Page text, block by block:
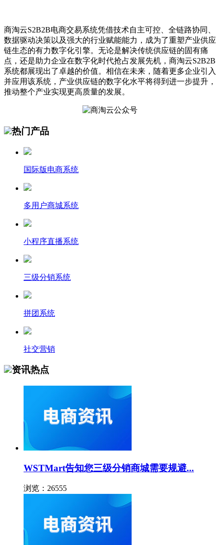
商淘云S2B2B电商交易系统凭借技术自主可控、全链路协同、
数据驱动决策以及强大的行业赋能能力，成为了重塑产业供应
链生态的有力数字化引擎。无论是解决传统供应链的固有痛
点，还是助力企业在数字化时代抢占发展先机，商淘云S2B2B
系统都展现出了卓越的价值。相信在未来，随着更多企业引入
并应用该系统，产业供应链的数字化水平将得到进一步提升，
推动整个产业实现更高质量的发展。
热门产品
国际版电商系统
多用户商城系统
小程序直播系统
三级分销系统
拼团系统
社交营销
资讯热点
WSTMart告知您三级分销商城需要规避...
浏览：26555